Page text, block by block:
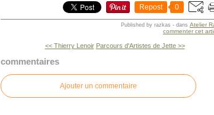
Repost 0
Published by razkas - dans Atelier
commenter cet
<< Thierry Lenoir Parcours d'Artistes de Jette >>
commentaires
Ajouter un commentaire